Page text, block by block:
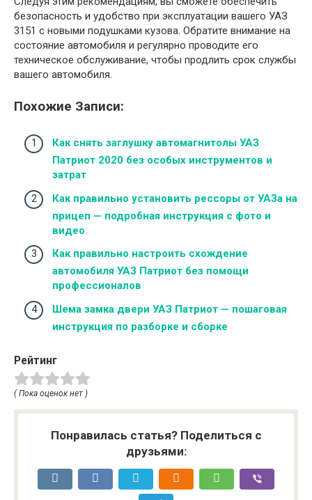
безопасность и удобство при эксплуатации вашего УАЗ
3151 с новыми подушками кузова. Обратите внимание на
состояние автомобиля и регулярно проводите его
техническое обслуживание, чтобы продлить срок службы
вашего автомобиля.
Похожие Записи:
Как снять заглушку автомагнитолы УАЗ
Патриот 2020 без особых инструментов и
затрат
Как правильно установить рессоры от УАЗа на
прицеп — подробная инструкция с фото и
видео
Как правильно настроить схождение
автомобиля УАЗ Патриот без помощи
профессионалов
Шема замка двери УАЗ Патриот — пошаговая
инструкция по разборке и сборке
Рейтинг
( Пока оценок нет )
Понравилась статья? Поделиться с
друзьями: